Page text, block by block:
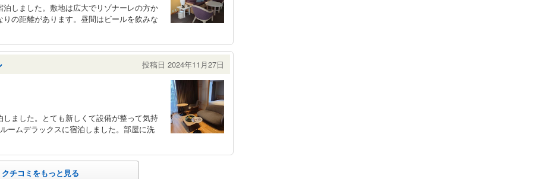
しました。敷地は広大でリゾナーレの方か
の距離があります。昼間はビールを飲みな
投稿日 2024年11月27日
ました。とても新しくて設備が整って気持
ームデラックスに宿泊しました。部屋に洗
クチコミをもっと見る